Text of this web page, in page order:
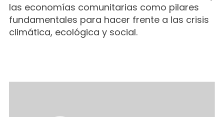
las economías comunitarias como pilares
fundamentales para hacer frente a las crisis
climática, ecológica y social.